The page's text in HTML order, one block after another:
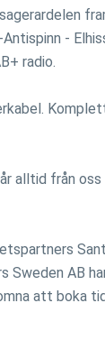
-
radio.
alltid från
Sweden AB
att boka